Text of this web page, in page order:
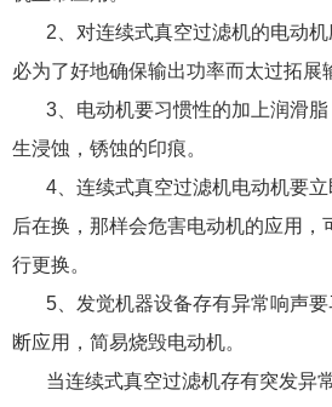
2、对连续式真空过滤机的电动
必为了好地确保输出功率而太过拓展
3、电动机要习惯性的加上润滑
生浸蚀，锈蚀的印痕。
4、连续式真空过滤机电动机要
后在换，那样会危害电动机的应用，
行更换。
5、发觉机器设备存有异常响声
断应用，简易烧毁电动机。
当连续式真空过滤机存有突发异